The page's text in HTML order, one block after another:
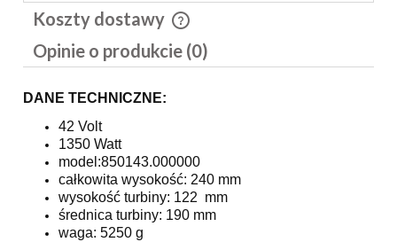
Koszty dostawy
Cena nie zawiera ewentualnych kosztów płatności
Opinie o produkcie (0)
DANE TECHNICZNE:
42 Volt
1350 Watt
model:850143.000000
całkowita wysokość: 240 mm
wysokość turbiny: 122 mm
średnica turbiny: 190 mm
waga: 5250 g